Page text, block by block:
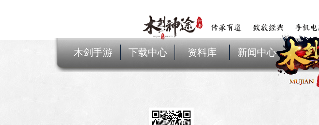
木剑手游 下载中心 资料库 新闻中心